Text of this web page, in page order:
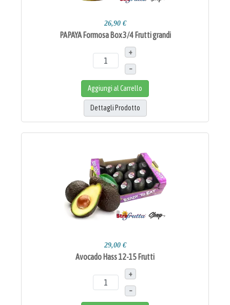
26,90 €
PAPAYA Formosa Box 3/4 Frutti grandi
+
–
Aggiungi al Carrello
Dettagli Prodotto
29,00 €
Avocado Hass 12-15 Frutti
+
–